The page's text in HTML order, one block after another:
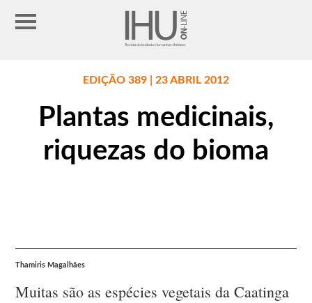
EDIÇÃO 389 | 23 ABRIL 2012
Plantas medicinais,
riquezas do bioma
Thamiris Magalhães
Muitas são as espécies vegetais da Caatinga